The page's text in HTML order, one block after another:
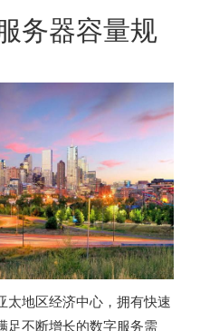
务器容量规
太地区经济中心，拥有快速
足不断增长的数字服务需